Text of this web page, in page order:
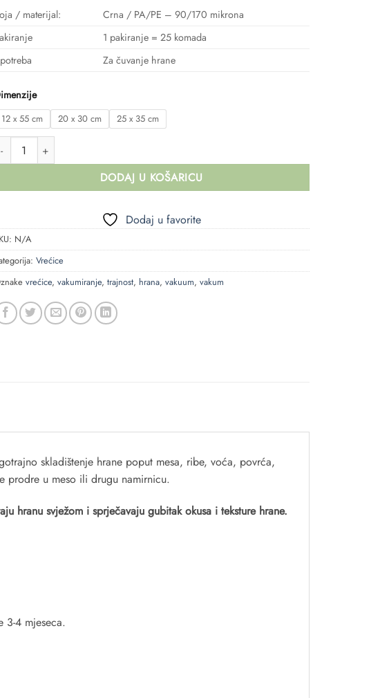
/ materijal:
Crna / PA/PE – 90/170 mikrona
1 pakiranje = 25 komada
Za čuvanje hrane
12 x 55 cm 20 x 30 cm 25 x 35 cm
VREĆICE ZA VAKUMIRANJE - CRNE količina
DODAJ U KOŠARICU
Dodaj u favorite
N/A
Vrećice
vrećice, vakumiranje, trajnost, hrana, vakuum, vakum
skladištenje hrane poput mesa, ribe, voća, povrća,
prodre u meso ili drugu namirnicu.
hranu svježom i sprječavaju gubitak okusa i teksture hrane.
3-4 mjeseca.